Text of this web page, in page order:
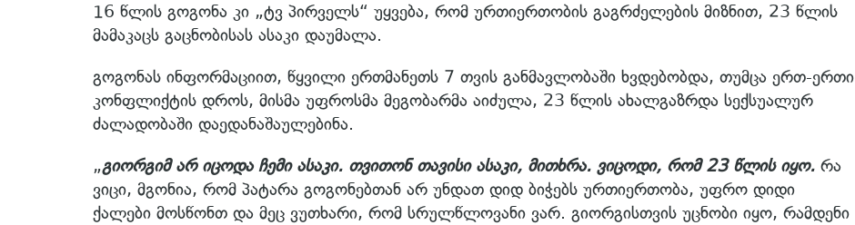
16 წლის გოგონა კი „ტვ პირველს“ უყვება, რომ ურთიერთობის გაგრძელების მიზნით, 23 წლის
მამაკაცს გაცნობისას ასაკი დაუმალა.
გოგონას ინფორმაციით, წყვილი ერთმანეთს 7 თვის განმავლობაში ხვდებობდა, თუმცა ერთ-ერთი
კონფლიქტის დროს, მისმა უფროსმა მეგობარმა აიძულა, 23 წლის ახალგაზრდა სექსუალურ
ძალადობაში დაედანაშაულებინა.
„გიორგიმ არ იცოდა ჩემი ასაკი. თვითონ თავისი ასაკი, მითხრა. ვიცოდი, რომ 23 წლის იყო. რა
ვიცი, მგონია, რომ პატარა გოგონებთან არ უნდათ დიდ ბიჭებს ურთიერთობა, უფრო დიდი
ქალები მოსწონთ და მეც ვუთხარი, რომ სრულწლოვანი ვარ. გიორგისთვის უცნობი იყო, რამდენი